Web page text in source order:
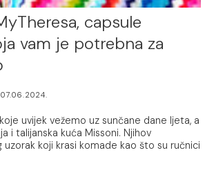
capsule
vam je potrebna za
07.06.2024.
uvijek vežemo uz sunčane dane ljeta, a
i talijanska kuća Missoni. Njihov
uzorak koji krasi komade kao što su ručnici